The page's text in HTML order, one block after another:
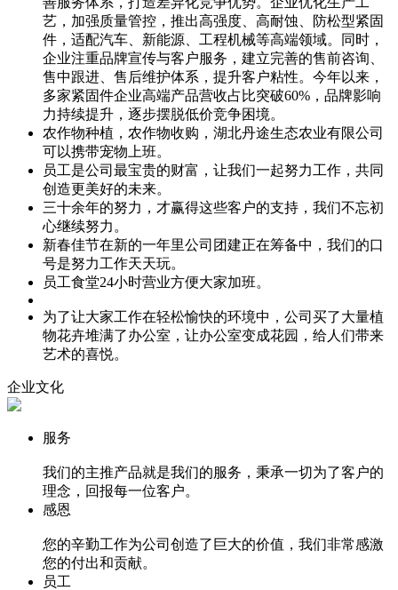
艺，加强质量管控，推出高强度、高耐蚀、防松型紧固
件，适配汽车、新能源、工程机械等高端领域。同时，
企业注重品牌宣传与客户服务，建立完善的售前咨询、
售中跟进、售后维护体系，提升客户粘性。今年以来，
多家紧固件企业高端产品营收占比突破60%，品牌影响
力持续提升，逐步摆脱低价竞争困境。
农作物种植，农作物收购，湖北丹途生态农业有限公司
可以携带宠物上班。
员工是公司最宝贵的财富，让我们一起努力工作，共同
创造更美好的未来。
三十余年的努力，才赢得这些客户的支持，我们不忘初
心继续努力。
新春佳节在新的一年里公司团建正在筹备中，我们的口
号是努力工作天天玩。
员工食堂24小时营业方便大家加班。
为了让大家工作在轻松愉快的环境中，公司买了大量植
物花卉堆满了办公室，让办公室变成花园，给人们带来
艺术的喜悦。
企业文化
服务
我们的主推产品就是我们的服务，秉承一切为了客户的
理念，回报每一位客户。
感恩
您的辛勤工作为公司创造了巨大的价值，我们非常感激
您的付出和贡献。
员工